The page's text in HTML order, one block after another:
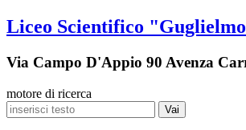
Liceo Scientifico
Via Campo D'Appio 90 Avenza
motore di ricerca
Vai